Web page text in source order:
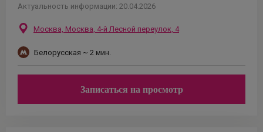
Актуальность информации: 20.04.2026
Москва, Москва, 4-й Лесной переулок, 4
Белорусская ~ 2 мин.
Записаться на просмотр